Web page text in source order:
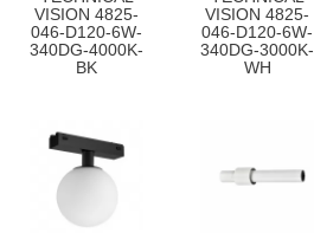
VISION 4825-
046-D120-6W-
340DG-4000K-
BK
VISION 4825-
046-D120-6W-
340DG-3000K-
WH